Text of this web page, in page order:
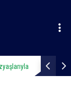
orman yangını